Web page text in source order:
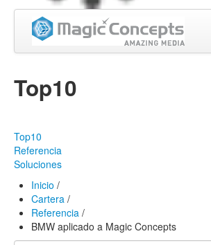
CONTACTO
Top10
Top10
Referencia
Soluciones
Inicio /
Cartera /
Referencia /
BMW aplicado a Magic Concepts